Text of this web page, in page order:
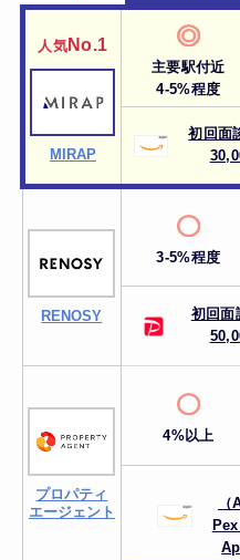
人気No.1
MIRAP
主要駅付近
4-5%程度
初回面
RENOSY
3-5%程度
初回面
プロパティ
エージェント
4%以上
Pex